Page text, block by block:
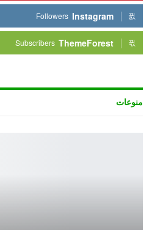
Instagram
Followers
ThemeForest
Subscribers
منوعات